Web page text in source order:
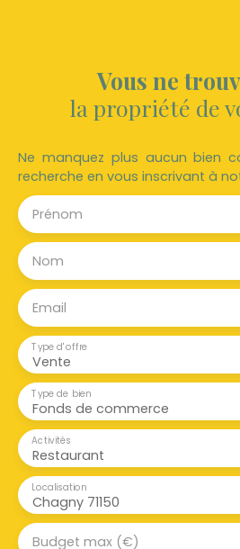
Vous ne
la propriété de
Ne manquez plus aucun bien
recherche en vous inscrivant à
Prénom
Nom
Email
Vente
Type d'offre
Fonds de commerce
Type de bien
Restaurant
Activités
Chagny 71150
Localisation
Budget max (€)